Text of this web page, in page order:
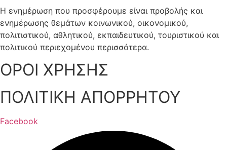
Η ενημέρωση που προσφέρουμε είναι προβολής και
ενημέρωσης θεμάτων κοινωνικού, οικονομικού,
πολιτιστικού, αθλητικού, εκπαιδευτικού, τουριστικού και
πολιτικού περιεχομένου περισσότερα.
ΟΡΟΙ ΧΡΗΣΗΣ
ΠΟΛΙΤΙΚΗ ΑΠΟΡΡΗΤΟΥ
Facebook